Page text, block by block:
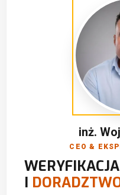
I
inż.
CEO &